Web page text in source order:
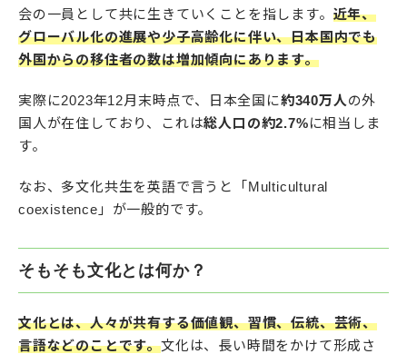
会の一員として共に生きていくことを指します。 近年、
グローバル化の進展や少子高齢化に伴い、日本国内でも
外国からの移住者の数は増加傾向にあります。
実際に2023年12月末時点で、日本全国に約340万人 の外
国人が在住しており、これは総人口の約2.7%に相当しま
す。
なお、多文化共生を英語で言うと「Multicultural
coexistence」が一般的です。
そもそも文化とは何か？
文化とは、人々が共有する価値観、習慣、伝統、芸術、
言語などのことです。文化は、長い時間をかけて形成さ